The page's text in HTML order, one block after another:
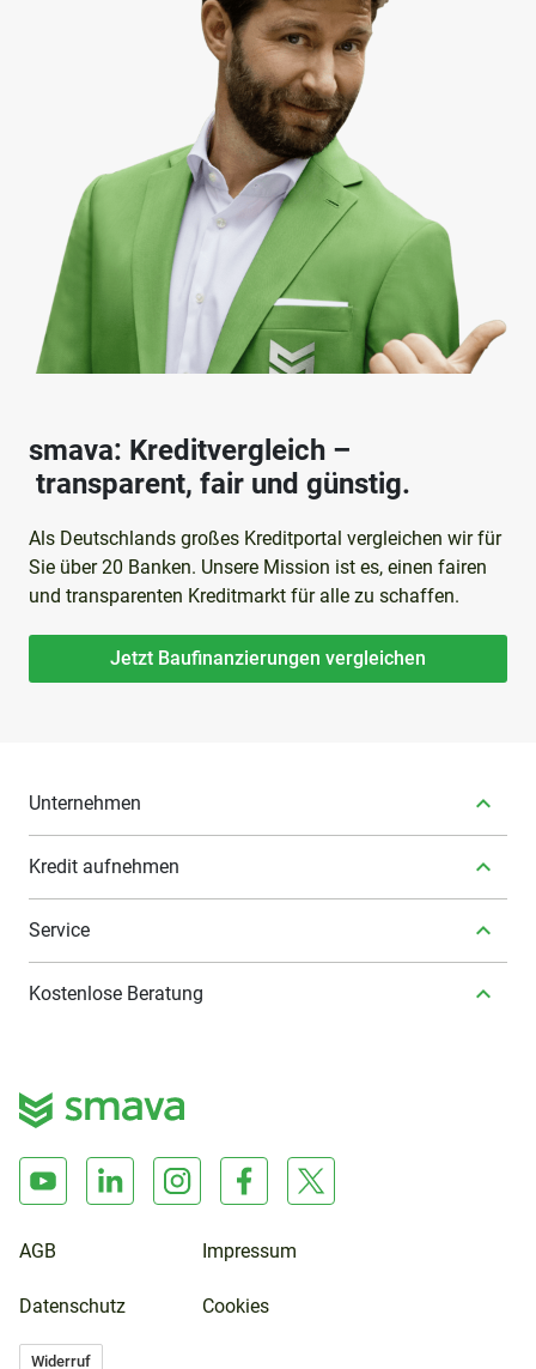
smava: Kreditvergleich –
transparent, fair und günstig.
Als Deutschlands großes Kreditportal vergleichen wir für
Sie über 20 Banken. Unsere Mission ist es, einen fairen
und transparenten Kreditmarkt für alle zu schaffen.
Jetzt Baufinanzierungen vergleichen
Unternehmen
Kredit aufnehmen
Service
Kostenlose Beratung
AGB Impressum
Datenschutz Cookies
Widerruf